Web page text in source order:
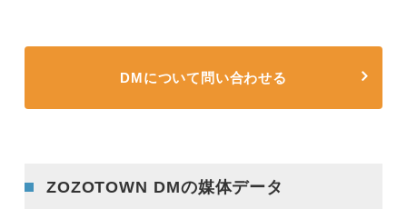
DMについて問い合わせる
ZOZOTOWN DMの媒体データ